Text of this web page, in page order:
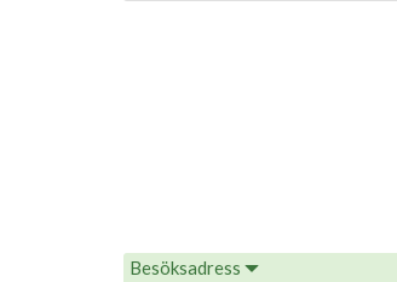
Besöksadress